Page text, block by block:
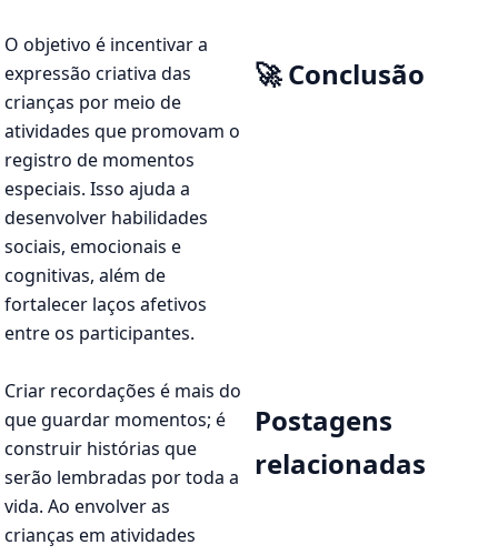
O objetivo é incentivar a
expressão criativa das
crianças por meio de
atividades que promovam o
registro de momentos
especiais. Isso ajuda a
desenvolver habilidades
sociais, emocionais e
cognitivas, além de
fortalecer laços afetivos
entre os participantes.
🚀 Conclusão
Criar recordações é mais do
que guardar momentos; é
construir histórias que
serão lembradas por toda a
vida. Ao envolver as
crianças em atividades
Postagens
relacionadas